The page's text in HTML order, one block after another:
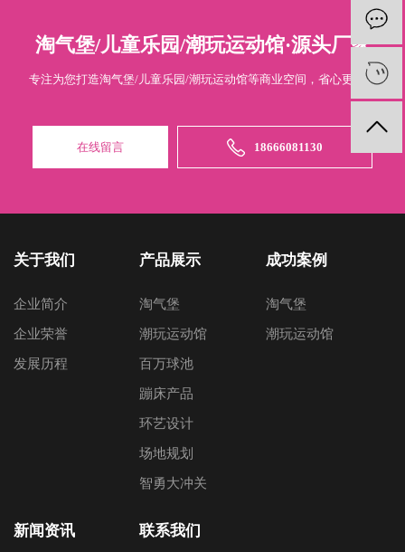
淘气堡/儿童乐园/潮玩运动馆·源头厂家
专注为您打造淘气堡/儿童乐园/潮玩运动馆等商业空间，省心更专业
在线留言 18666081130
关于我们
企业简介
企业荣誉
发展历程
产品展示
淘气堡
潮玩运动馆
百万球池
蹦床产品
环艺设计
场地规划
智勇大冲关
成功案例
淘气堡
潮玩运动馆
新闻资讯 联系我们